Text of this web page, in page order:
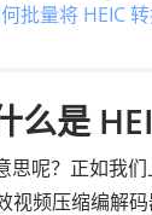
批量将 HEIC
么是
思呢？正如我
视频压缩编解码